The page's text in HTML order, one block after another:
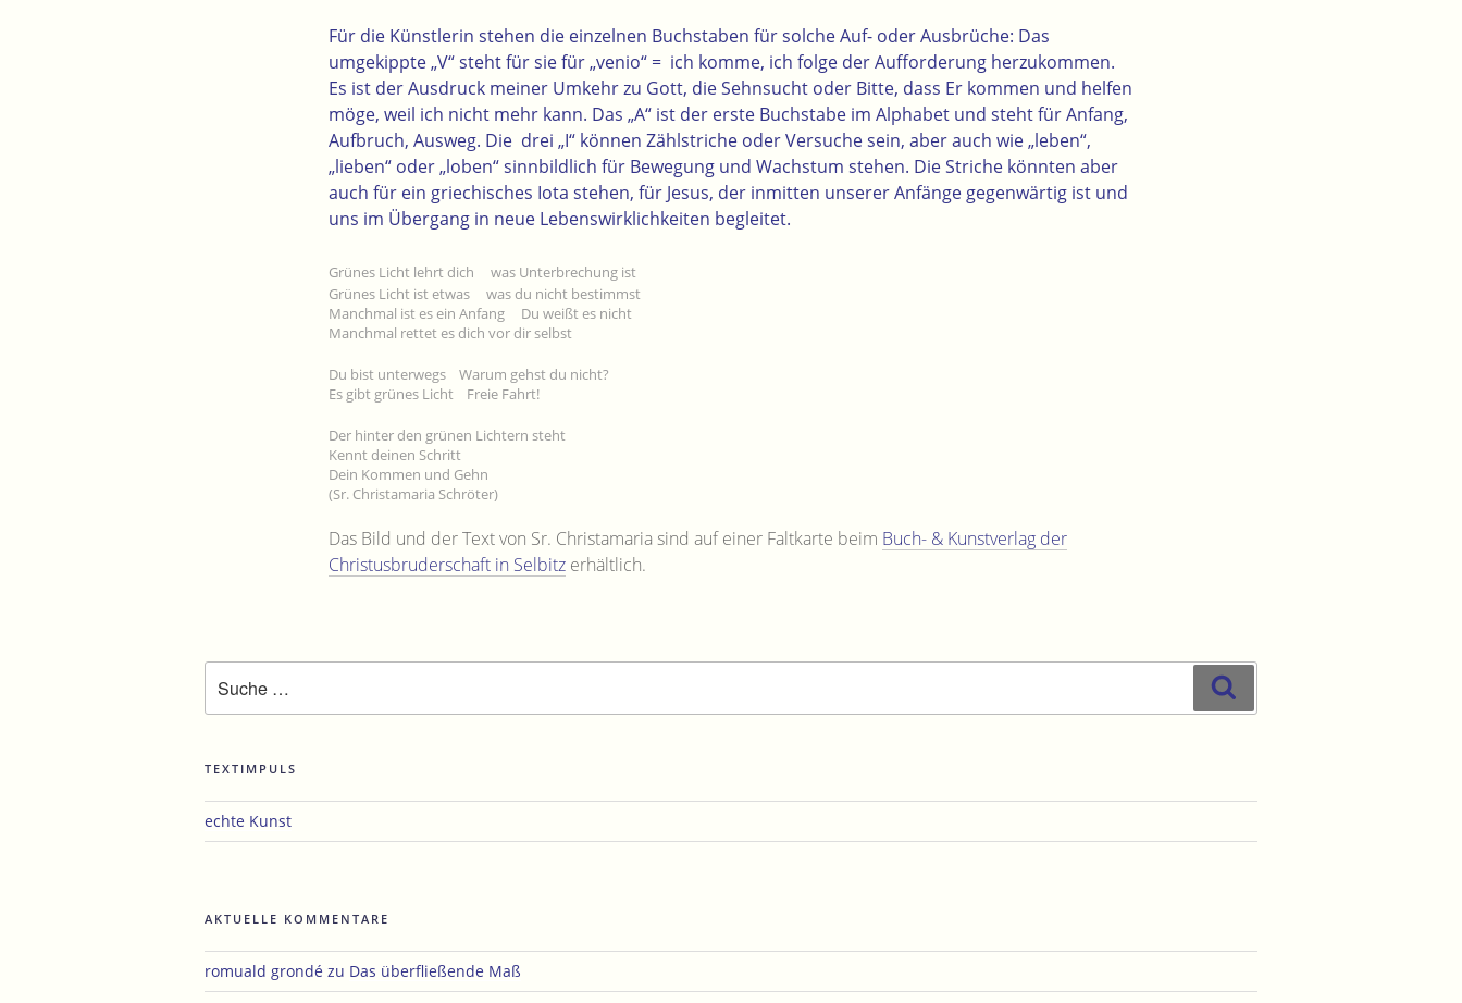
Für die Künstlerin stehen die einzelnen Buchstaben für solche Auf- oder Ausbrüche: Das
umgekippte „V“ steht für sie für „venio“ = ich komme, ich folge der Aufforderung herzukommen.
Es ist der Ausdruck meiner Umkehr zu Gott, die Sehnsucht oder Bitte, dass Er kommen und helfen
möge, weil ich nicht mehr kann. Das „A“ ist der erste Buchstabe im Alphabet und steht für Anfang,
Aufbruch, Ausweg. Die drei „I“ können Zählstriche oder Versuche sein, aber auch wie „leben“,
„lieben“ oder„loben“sinnbildlich für Bewegung und Wachstum stehen. Die Striche könnten aber
auch für ein griechisches Iota stehen, für Jesus, der inmitten unserer Anfänge gegenwärtig ist und
uns im Übergang in neue Lebenswirklichkeiten begleitet.
Grünes Licht lehrt dich was Unterbrechung ist
Grünes Licht ist etwas was du nicht bestimmst
Manchmal ist es ein Anfang Du weißt es nicht
Manchmal rettet es dich vor dir selbst
Du bist unterwegs Warum gehst du nicht?
Es gibt grünes Licht Freie Fahrt!
Der hinter den grünen Lichtern steht
Kennt deinen Schritt
Dein Kommen und Gehn
(Sr. Christamaria Schröter)
Das Bild und der Text von Sr. Christamaria sind auf einer Faltkarte beim Buch- & Kunstverlag der
Christusbruderschaft in Selbitz erhältlich.
nach:
TEXTIMPULS
echte Kunst
AKTUELLE KOMMENTARE
romuald grondé zu Das überfließende Maß